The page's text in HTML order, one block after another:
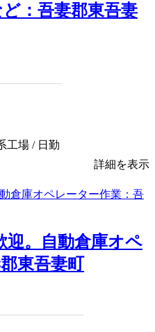
：吾妻郡東吾妻
工場 / 日勤
詳細を表示
迎。自動倉庫オペ
東吾妻町